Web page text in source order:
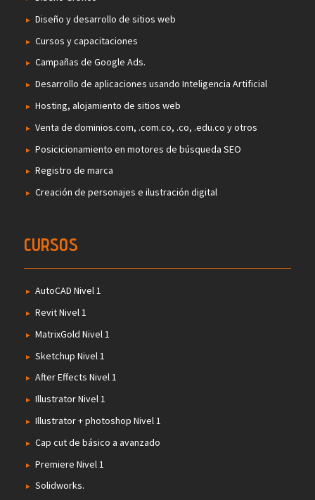
Diseño y desarrollo de sitios web
Cursos y capacitaciones
Campañas de Google Ads.
Desarrollo de aplicaciones usando Inteligencia Artificial
Hosting, alojamiento de sitios web
Venta de dominios.com, .com.co, .co, .edu.co y otros
Posicicionamiento en motores de búsqueda SEO
Registro de marca
Creación de personajes e ilustración digital
CURSOS
AutoCAD Nivel 1
Revit Nivel 1
MatrixGold Nivel 1
Sketchup Nivel 1
After Effects Nivel 1
Illustrator Nivel 1
Illustrator + photoshop Nivel 1
Cap cut de básico a avanzado
Premiere Nivel 1
Solidworks.